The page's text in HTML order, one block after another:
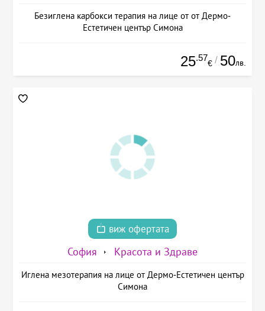
Безиглена карбокси терапия на лице от от Дермо-
Естетичен център Симона
25.57
€ / 50лв.
виж офертата
София Красота и Здраве
Иглена мезотерапия на лице от Дермо-Естетичен център
Симона